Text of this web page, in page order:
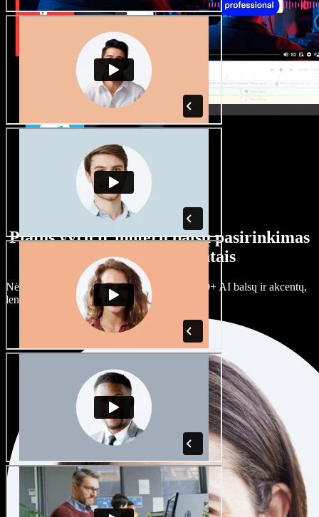
Platus vyrų ir moterų balsų pasirinkimas
su įvairiais akcentais
Nėra dviejų vienodų projektų. Rinkitės iš 100+ AI balsų ir akcentų,
lengvai juos prisitaikykite.